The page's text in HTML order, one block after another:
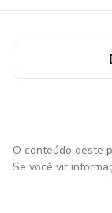
O conteúdo deste
Se você vir